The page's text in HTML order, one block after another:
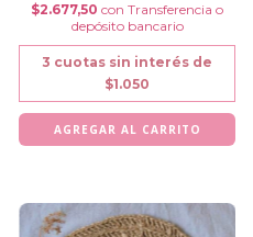
$2.677,50 con Transferencia o
depósito bancario
3 cuotas sin interés de
$1.050